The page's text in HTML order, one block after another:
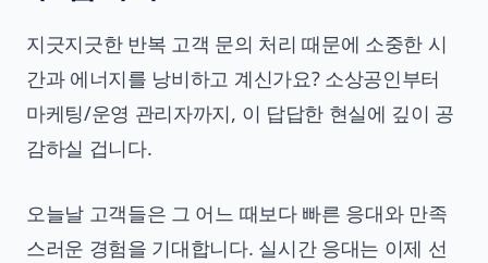
지긋지긋한 반복 고객 문의 처리 때문에 소중한 시
간과 에너지를 낭비하고 계신가요? 소상공인부터
마케팅/운영 관리자까지, 이 답답한 현실에 깊이 공
감하실 겁니다.
오늘날 고객들은 그 어느 때보다 빠른 응대와 만족
스러운 경험을 기대합니다. 실시간 응대는 이제 선